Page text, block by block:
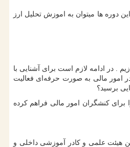
دوره ها میتوان به اموزش تحلیل ارز
. در ادامه لازم است برای آشنایی با
امور مالی به صورت حرفه‌ای فعالیت
برسید؟
کنشگران امور مالی فراهم کرده
در 40 کشور میباشد ، این موسسه با دارا بودن بزرگترین هیئت علمی و کادر آموزشی داخلی و